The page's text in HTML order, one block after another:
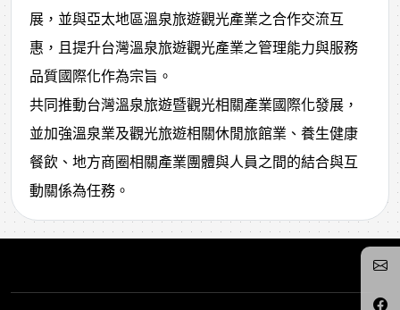
展，並與亞太地區溫泉旅遊觀光產業之合作交流互
惠，且提升台灣溫泉旅遊觀光產業之管理能力與服務
品質國際化作為宗旨。
共同推動台灣溫泉旅遊暨觀光相關產業國際化發展，
並加強溫泉業及觀光旅遊相關休閒旅館業、養生健康
餐飲、地方商圈相關產業團體與人員之間的結合與互
動關係為任務。